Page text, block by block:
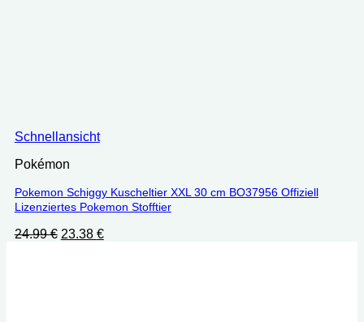
Schnellansicht
Pokémon
Pokemon Schiggy Kuscheltier XXL 30 cm ‎BO37956 Offiziell
Lizenziertes Pokemon Stofftier
24.99€ Ursprünglicher
23.38 €Aktueller